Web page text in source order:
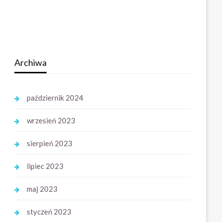
Archiwa
październik 2024
wrzesień 2023
sierpień 2023
lipiec 2023
maj 2023
styczeń 2023